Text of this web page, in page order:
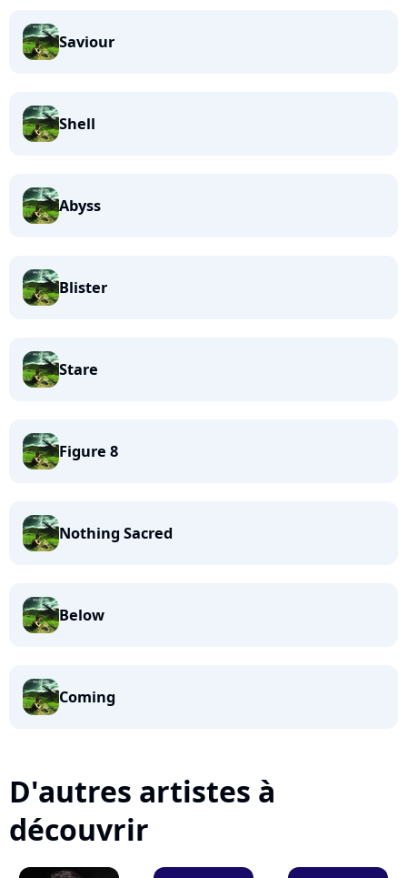
Saviour
Shell
Abyss
Blister
Stare
Figure 8
Nothing Sacred
Below
Coming
D'autres artistes à
découvrir